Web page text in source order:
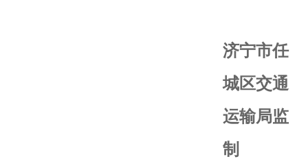
济宁市任
城区交通
运输局监
制